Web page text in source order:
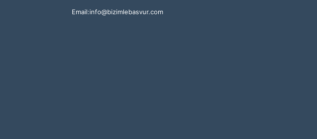
Email:info@bizimlebasvur.com